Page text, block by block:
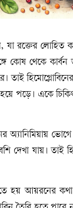
যা রক্তের লোহিত
কোষ থেকে কার্বন
তাই
পড়ে। একে
অ্যানিমিয়ায়
দেখা যায়। তাই
হয় আয়রনের